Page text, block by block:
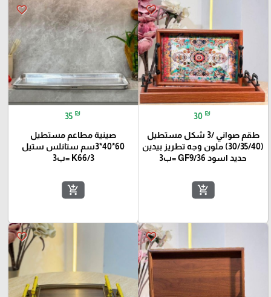
favorite_border
30 ₪
طقم صواني /3 شكل مستطيل
(30/35/40) ملون وجه تطريز بيدين
حديد اسود GF9/36 =ب3
add_shopping_cart
favorite_border
35 ₪
صينية مطاعم مستطيل
60*40*3سم ستانلس ستيل
K66/3 =ب3
add_shopping_cart
favorite_border
favorite_border